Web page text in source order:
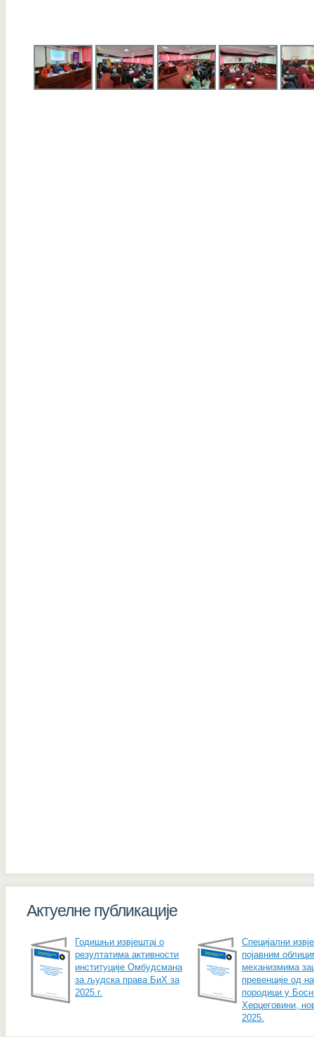
Актуелне публикације
Годишњи извјештај о
резултатима активности
институције Омбудсмана
за људска права БиХ за
2025.г.
Специјални
појавним
механизмима
превенције од
породици у
Херцеговини,
2025.